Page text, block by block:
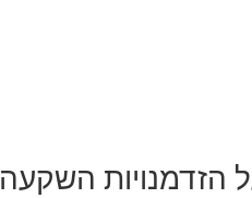
הזדמנויות